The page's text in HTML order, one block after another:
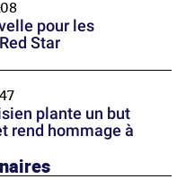
pour les
Star
plante un but
rend hommage à